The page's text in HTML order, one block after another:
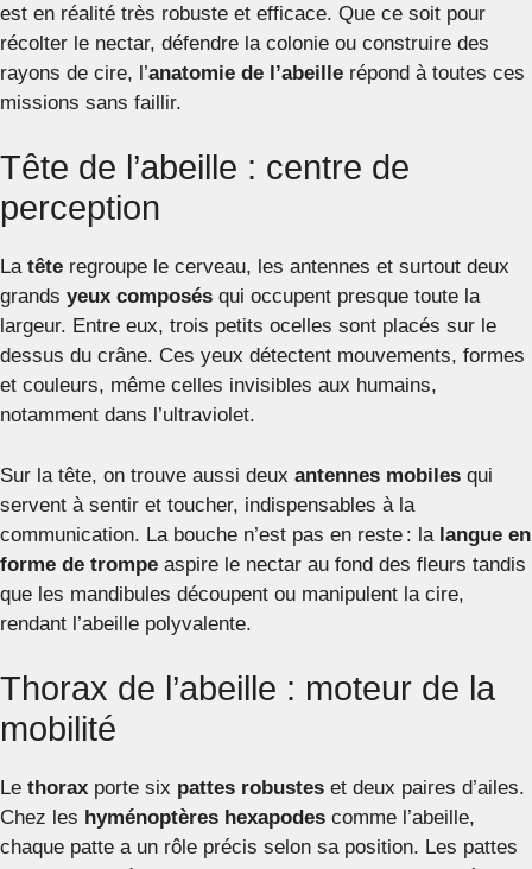
est en réalité très robuste et efficace. Que ce soit pour
récolter le nectar, défendre la colonie ou construire des
rayons de cire, l’anatomie de l’abeille répond à toutes ces
missions sans faillir.
Tête de l’abeille : centre de
perception
La tête regroupe le cerveau, les antennes et surtout deux
grands yeux composés qui occupent presque toute la
largeur. Entre eux, trois petits ocelles sont placés sur le
dessus du crâne. Ces yeux détectent mouvements, formes
et couleurs, même celles invisibles aux humains,
notamment dans l’ultraviolet.
Sur la tête, on trouve aussi deux antennes mobiles qui
servent à sentir et toucher, indispensables à la
communication. La bouche n’est pas en reste : la langue en
forme de trompe aspire le nectar au fond des fleurs tandis
que les mandibules découpent ou manipulent la cire,
rendant l’abeille polyvalente.
Thorax de l’abeille : moteur de la
mobilité
Le thorax porte six pattes robustes et deux paires d’ailes.
Chez les hyménoptères hexapodes comme l’abeille,
chaque patte a un rôle précis selon sa position. Les pattes